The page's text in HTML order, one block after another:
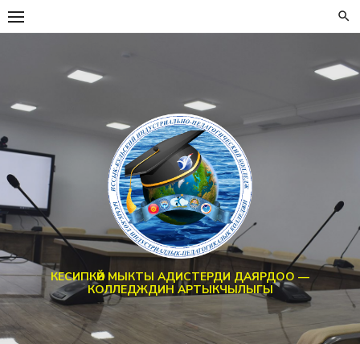
Перейти
к
КЕСИПКӨЙ МЫКТЫ АДИСТЕРДИ ДАЯРДОО —
КОЛЛЕДЖДИН АРТЫКЧЫЛЫГЫ